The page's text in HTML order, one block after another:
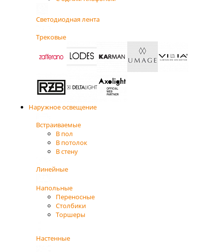
Светодиодная лента
Трековые
Наружное освещение
Встраиваемые
В пол
В потолок
В стену
Линейные
Напольные
Переносные
Столбики
Торшеры
Настенные